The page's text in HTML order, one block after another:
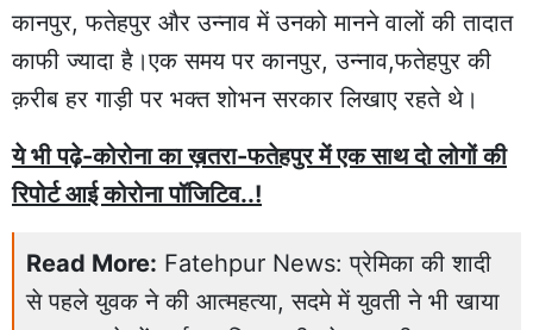
कानपुर, फतेहपुर और उन्नाव में उनको मानने वालों की तादात
काफी ज्यादा है।एक समय पर कानपुर, उन्नाव,फतेहपुर की
क़रीब हर गाड़ी पर भक्त शोभन सरकार लिखाए रहते थे।
ये भी पढ़े-कोरोना का ख़तरा-फतेहपुर में एक साथ दो लोगों की
रिपोर्ट आई कोरोना पॉजिटिव..!
Read More: Fatehpur News: प्रेमिका की शादी
से पहले युवक ने की आत्महत्या, सदमे में युवती ने भी खाया